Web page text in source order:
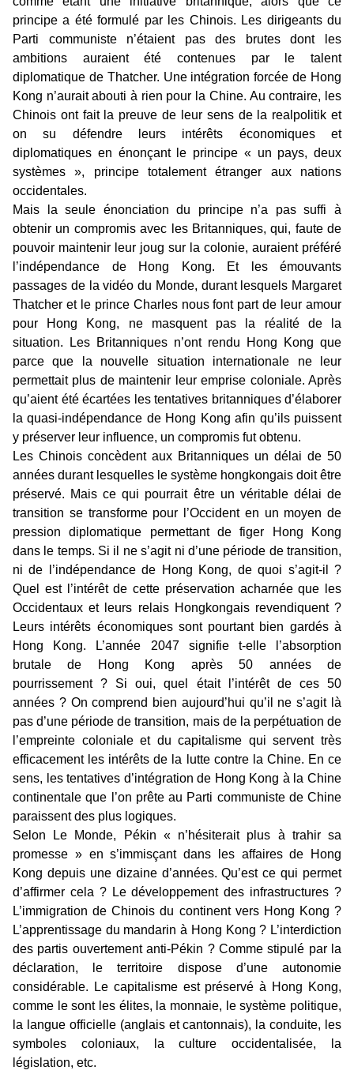
principe a été formulé par les Chinois. Les dirigeants du
Parti communiste n’étaient pas des brutes dont les
ambitions auraient été contenues par le talent
diplomatique de Thatcher. Une intégration forcée de Hong
Kong n’aurait abouti à rien pour la Chine. Au contraire, les
Chinois ont fait la preuve de leur sens de la realpolitik et
on su défendre leurs intérêts économiques et
diplomatiques en énonçant le principe « un pays, deux
systèmes », principe totalement étranger aux nations
occidentales.
Mais la seule énonciation du principe n’a pas suffi à
obtenir un compromis avec les Britanniques, qui, faute de
pouvoir maintenir leur joug sur la colonie, auraient préféré
l’indépendance de Hong Kong. Et les émouvants
passages de la vidéo du Monde, durant lesquels Margaret
Thatcher et le prince Charles nous font part de leur amour
pour Hong Kong, ne masquent pas la réalité de la
situation. Les Britanniques n’ont rendu Hong Kong que
parce que la nouvelle situation internationale ne leur
permettait plus de maintenir leur emprise coloniale. Après
qu’aient été écartées les tentatives britanniques d’élaborer
la quasi-indépendance de Hong Kong afin qu’ils puissent
y préserver leur influence, un compromis fut obtenu.
Les Chinois concèdent aux Britanniques un délai de 50
années durant lesquelles le système hongkongais doit être
préservé. Mais ce qui pourrait être un véritable délai de
transition se transforme pour l’Occident en un moyen de
pression diplomatique permettant de figer Hong Kong
dans le temps. Si il ne s’agit ni d’une période de transition,
ni de l’indépendance de Hong Kong, de quoi s’agit-il ?
Quel est l’intérêt de cette préservation acharnée que les
Occidentaux et leurs relais Hongkongais revendiquent ?
Leurs intérêts économiques sont pourtant bien gardés à
Hong Kong. L’année 2047 signifie t-elle l’absorption
brutale de Hong Kong après 50 années de
pourrissement ? Si oui, quel était l’intérêt de ces 50
années ? On comprend bien aujourd’hui qu’il ne s’agit là
pas d’une période de transition, mais de la perpétuation de
l’empreinte coloniale et du capitalisme qui servent très
efficacement les intérêts de la lutte contre la Chine. En ce
sens, les tentatives d’intégration de Hong Kong à la Chine
continentale que l’on prête au Parti communiste de Chine
paraissent des plus logiques.
Selon Le Monde, Pékin « n’hésiterait plus à trahir sa
promesse » en s’immisçant dans les affaires de Hong
Kong depuis une dizaine d’années. Qu’est ce qui permet
d’affirmer cela ? Le développement des infrastructures ?
L’immigration de Chinois du continent vers Hong Kong ?
L’apprentissage du mandarin à Hong Kong ? L’interdiction
des partis ouvertement anti-Pékin ? Comme stipulé par la
déclaration, le territoire dispose d’une autonomie
considérable. Le capitalisme est préservé à Hong Kong,
comme le sont les élites, la monnaie, le système politique,
la langue officielle (anglais et cantonnais), la conduite, les
symboles coloniaux, la culture occidentalisée, la
législation, etc.